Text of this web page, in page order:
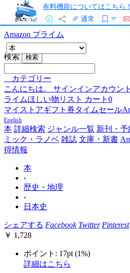
有料機能についてはこちら！
通常